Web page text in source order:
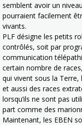
semblent avoir un
pourraient facilement
vivants.
PLF désigne les petits
contrôlés, soit par
communication
certain nombre de
qui vivent sous la Terre,
et aussi des races
lorsqu’ils ne sont pas
part comme des
Maintenant, les EBEN